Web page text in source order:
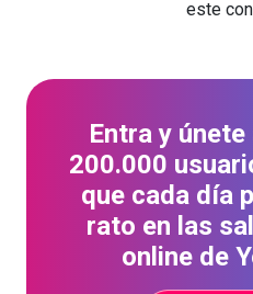
este
Entra y
200.000
que cada día
rato en las
online de